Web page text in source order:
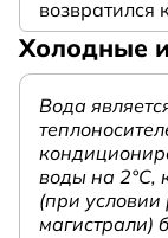
возвратился
Холодные
Вода
воды на 2°С,
(при условии
магистрали)